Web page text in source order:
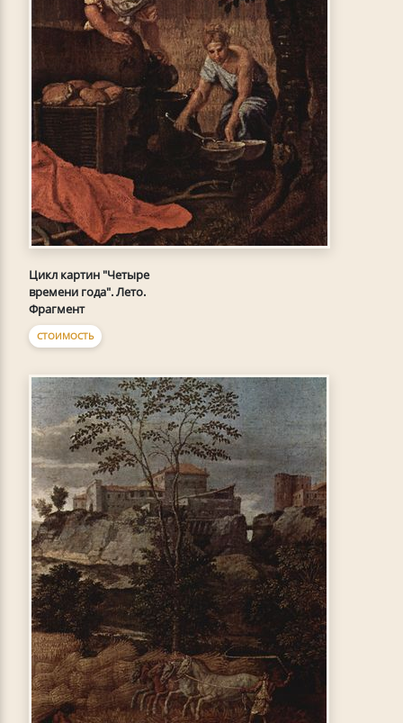
Цикл картин "Четыре
времени года". Лето.
Фрагмент
СТОИМОСТЬ